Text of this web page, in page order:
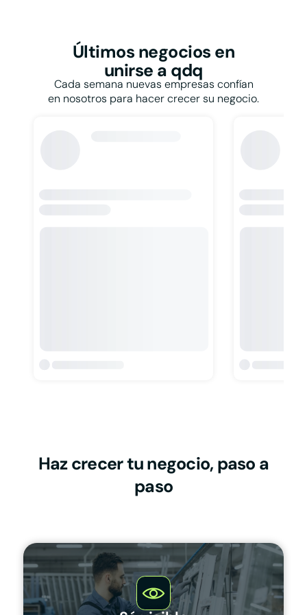
Peluquerías
Persianas
Pintores
Pizzerías
Tiendas de ropa
Tintorerías y lavanderías
Toldos
Veterinarios
Últimos negocios en
unirse a qdq
Cada semana nuevas empresas confían
en nosotros para hacer crecer su negocio.
Haz crecer tu negocio, paso a
paso